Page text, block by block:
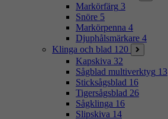
Markörfärg 3
Snöre 5
Markörpenna 4
Djuphålsmärkare 4
Klinga och blad 120
Kapskiva 32
Sågblad multiverktyg 13
Sticksågsblad 16
Tigersågsblad 26
Sågklinga 16
Slipskiva 14